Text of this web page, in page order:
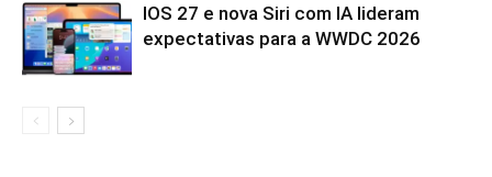
IOS 27 e nova Siri com IA lideram
expectativas para a WWDC 2026